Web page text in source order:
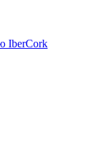
IberCork